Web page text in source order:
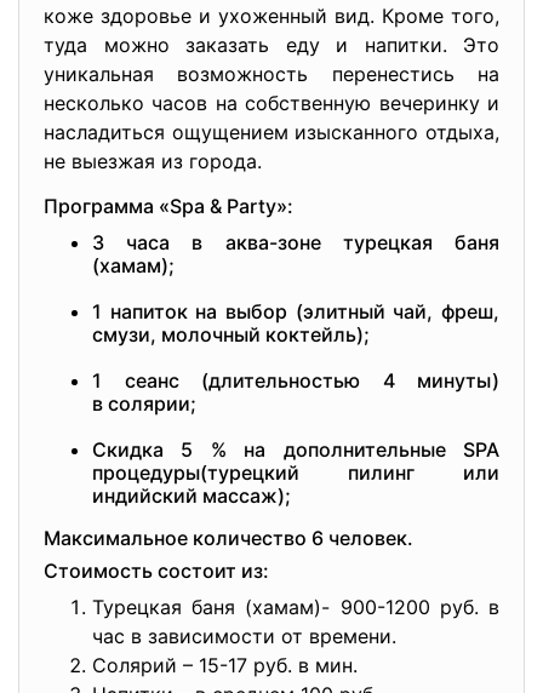
коже здоровье и ухоженный вид. Кроме того,
туда можно заказать еду и напитки. Это
уникальная возможность перенестись на
несколько часов на собственную вечеринку и
насладиться ощущением изысканного отдыха,
не выезжая из города.
Программа «Spa & Party»:
3 часа в аква-зоне турецкая баня
(хамам);
1 напиток на выбор (элитный чай, фреш,
смузи, молочный коктейль);
1 сеанс (длительностью 4 минуты)
в солярии;
Скидка 5 % на дополнительные SPA
процедуры(турецкий пилинг или
индийский массаж);
Максимальное количество 6 человек.
Стоимость состоит из:
Турецкая баня (хамам)- 900-1200 руб. в
час в зависимости от времени.
Солярий – 15-17 руб. в мин.